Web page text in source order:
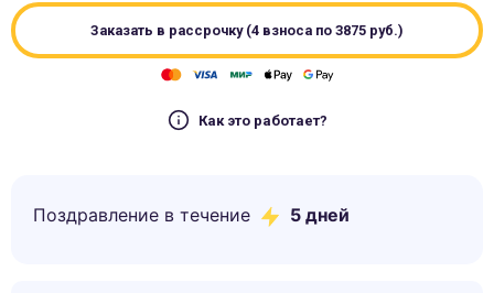
Заказать в рассрочку (4 взноса по 3875 руб.)
Как это работает?
Поздравление в течение 5 дней